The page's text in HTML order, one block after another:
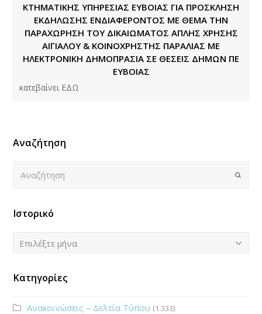
ΚΤΗΜΑΤΙΚΗΣ ΥΠΗΡΕΣΙΑΣ ΕΥΒΟΙΑΣ ΓΙΑ ΠΡΟΣΚΛΗΣΗ
ΕΚΔΗΛΩΣΗΣ ΕΝΔΙΑΦΕΡΟΝΤΟΣ ΜΕ ΘΕΜΑ ΤΗΝ
ΠΑΡΑΧΩΡΗΣΗ ΤΟΥ ΔΙΚΑΙΩΜΑΤΟΣ ΑΠΛΗΣ ΧΡΗΣΗΣ
ΑΙΓΙΑΛΟΥ & ΚΟΙΝΟΧΡΗΣΤΗΣ ΠΑΡΑΛΙΑΣ ΜΕ
ΗΛΕΚΤΡΟΝΙΚΗ ΔΗΜΟΠΡΑΣΙΑ ΣΕ ΘΕΣΕΙΣ ΔΗΜΩΝ ΠΕ
ΕΥΒΟΙΑΣ
κατεβαίνει ΕΔΩ
Αναζήτηση
Submit
Ιστορικό
Ιστορικό
Επιλέξτε μήνα
Κατηγορίες
Ανακοινώσεις – Δελτία Τύπου (1.333)